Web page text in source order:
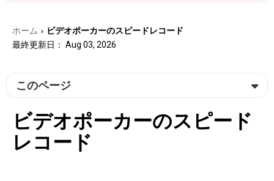
ホーム › ビデオポーカーのスピードレコード
最終更新日： Aug 03, 2026
このページ
ビデオポーカーのスピード
レコード